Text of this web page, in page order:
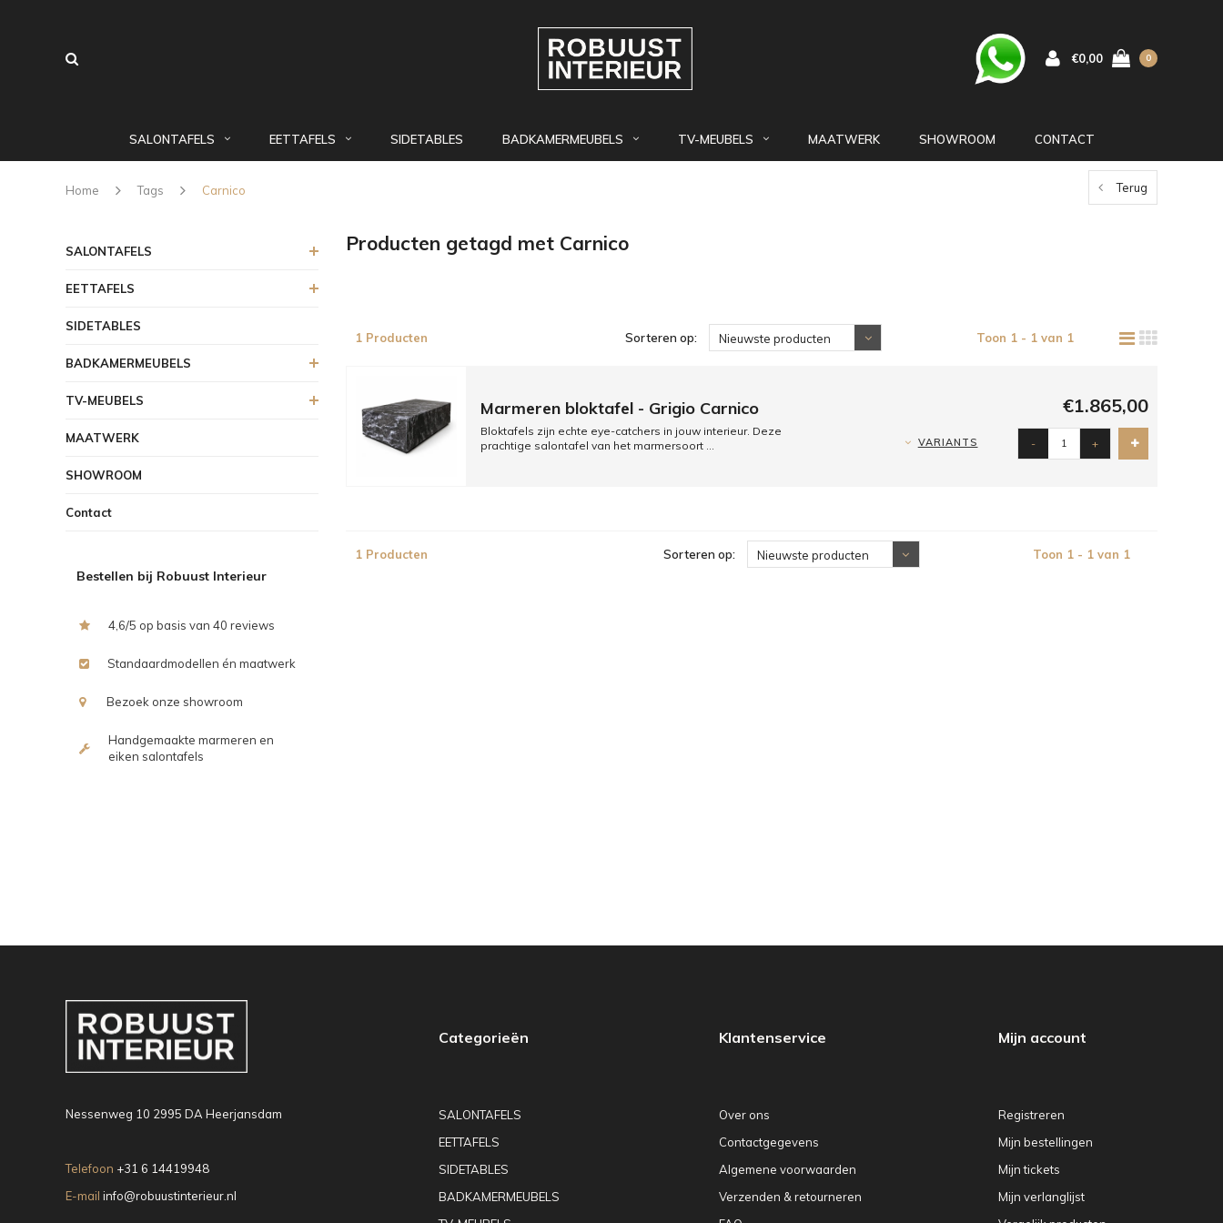
€0,00 0
SALONTAFELS EETTAFELS SIDETABLES BADKAMERMEUBELS TV-MEUBELS MAATWERK SHOWROOM CONTACT
Home Tags Carnico Terug
SALONTAFELS
EETTAFELS
SIDETABLES
BADKAMERMEUBELS
TV-MEUBELS
MAATWERK
SHOWROOM
Contact
Bestellen bij Robuust Interieur
4,6/5 op basis van 40 reviews
Standaardmodellen én maatwerk
Bezoek onze showroom
Handgemaakte marmeren en
eiken salontafels
Producten getagd met Carnico
1 Producten Sorteren op: Nieuwste producten Toon 1 - 1 van 1
Marmeren bloktafel - Grigio Carnico
Bloktafels zijn echte eye-catchers in jouw interieur. Deze
prachtige salontafel van het marmersoort ...
€1.865,00
VARIANTS - +
1 Producten Sorteren op: Nieuwste producten Toon 1 - 1 van 1
Nessenweg 10 2995 DA Heerjansdam
Telefoon +31 6 14419948
E-mail info@robuustinterieur.nl
Categorieën
SALONTAFELS
EETTAFELS
SIDETABLES
BADKAMERMEUBELS
Klantenservice
Over ons
Contactgegevens
Algemene voorwaarden
Verzenden & retourneren
Mijn account
Registreren
Mijn bestellingen
Mijn tickets
Mijn verlanglijst